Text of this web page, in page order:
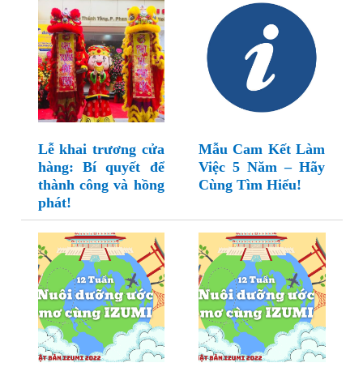
Lễ khai trương cửa
hàng: Bí quyết để
thành công và hồng
phát!
Mẫu Cam Kết Làm
Việc 5 Năm – Hãy
Cùng Tìm Hiểu!